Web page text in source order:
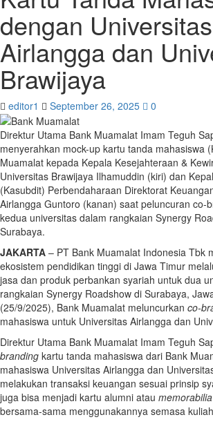
dengan Universitas
Airlangga dan
Brawijaya
editor1 September 26, 2025 0
Direktur Utama Bank Muamalat Imam Teguh
menyerahkan mock-up kartu tanda mahasiswa
Muamalat kepada Kepala Kesejahteraan &
Universitas Brawijaya Ilhamuddin (kiri) dan
(Kasubdit) Perbendaharaan Direktorat
Airlangga Guntoro (kanan) saat peluncuran co-
kedua universitas dalam rangkaian Synergy
Surabaya.
JAKARTA – PT Bank Muamalat Indonesia Tbk
ekosistem pendidikan tinggi di Jawa Timur
jasa dan produk perbankan syariah untuk dua
rangkaian Synergy Roadshow di Surabaya,
(25/9/2025), Bank Muamalat meluncurkan co-
mahasiswa untuk Universitas Airlangga dan
Direktur Utama Bank Muamalat Imam Teguh
branding kartu tanda mahasiswa dari Bank
mahasiswa Universitas Airlangga dan
melakukan transaksi keuangan sesuai prinsip
juga bisa menjadi kartu alumni atau memorabilia
bersama-sama menggunakannya semasa